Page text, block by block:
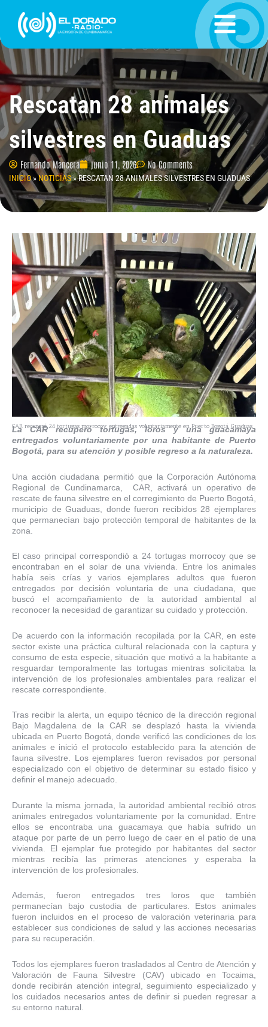
contenido
Rescatan 28 animales
silvestres en Guaduas
Fernando Mancera junio 11, 2026 No Comments
INICIO»NOTICIAS»RESCATAN 28 ANIMALES SILVESTRES EN GUADUAS
CAR recuperó 24 tortugas morrocoy entregadas voluntariamente en Puerto Bogotá, Guaduas.
La CAR recuperó tortugas, loros y una guacamaya
entregados voluntariamente por una habitante de Puerto
Bogotá, para su atención y posible regreso a la naturaleza.
Una acción ciudadana permitió que la Corporación Autónoma
Regional de Cundinamarca, CAR, activará un operativo de
rescate de fauna silvestre en el corregimiento de Puerto Bogotá,
municipio de Guaduas, donde fueron recibidos 28 ejemplares
que permanecían bajo protección temporal de habitantes de la
zona.
El caso principal correspondió a 24 tortugas morrocoy que se
encontraban en el solar de una vivienda. Entre los animales
había seis crías y varios ejemplares adultos que fueron
entregados por decisión voluntaria de una ciudadana, que
buscó el acompañamiento de la autoridad ambiental al
reconocer la necesidad de garantizar su cuidado y protección.
De acuerdo con la información recopilada por la CAR, en este
sector existe una práctica cultural relacionada con la captura y
consumo de esta especie, situación que motivó a la habitante a
resguardar temporalmente las tortugas mientras solicitaba la
intervención de los profesionales ambientales para realizar el
rescate correspondiente.
Tras recibir la alerta, un equipo técnico de la dirección regional
Bajo Magdalena de la CAR se desplazó hasta la vivienda
ubicada en Puerto Bogotá, donde verificó las condiciones de los
animales e inició el protocolo establecido para la atención de
fauna silvestre. Los ejemplares fueron revisados por personal
especializado con el objetivo de determinar su estado físico y
definir el manejo adecuado.
Durante la misma jornada, la autoridad ambiental recibió otros
animales entregados voluntariamente por la comunidad. Entre
ellos se encontraba una guacamaya que había sufrido un
ataque por parte de un perro luego de caer en el patio de una
vivienda. El ejemplar fue protegido por habitantes del sector
mientras recibía las primeras atenciones y esperaba la
intervención de los profesionales.
Además, fueron entregados tres loros que también
permanecían bajo custodia de particulares. Estos animales
fueron incluidos en el proceso de valoración veterinaria para
establecer sus condiciones de salud y las acciones necesarias
para su recuperación.
Todos los ejemplares fueron trasladados al Centro de Atención y
Valoración de Fauna Silvestre (CAV) ubicado en Tocaima,
donde recibirán atención integral, seguimiento especializado y
los cuidados necesarios antes de definir si pueden regresar a
su entorno natural.